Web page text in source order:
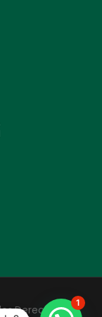
Derechos
1